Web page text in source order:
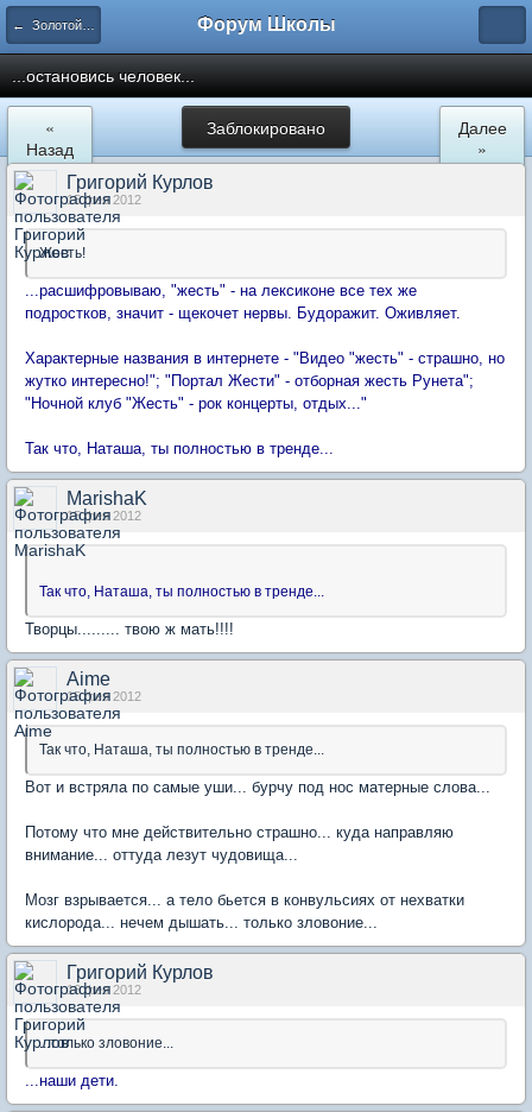
← Золотой фонд форума Форум Школы
...остановись человек...
Заблокировано
«
Назад
Далее
»
Григорий Курлов
15 фев 2012
Жесть!
...расшифровываю, "жесть" - на лексиконе все тех же
подростков, значит - щекочет нервы. Будоражит. Оживляет.
Характерные названия в интернете - "Видео "жесть" - страшно, но
жутко интересно!"; "Портал Жести" - отборная жесть Рунета";
"Ночной клуб "Жесть" - рок концерты, отдых..."
Так что, Наташа, ты полностью в тренде...
MarishaK
15 фев 2012
Так что, Наташа, ты полностью в тренде...
Творцы......... твою ж мать!!!!
Aime
15 фев 2012
Так что, Наташа, ты полностью в тренде...
Вот и встряла по самые уши... бурчу под нос матерные слова...
Потому что мне действительно страшно... куда направляю
внимание... оттуда лезут чудовища...
Мозг взрывается... а тело бьется в конвульсиях от нехватки
кислорода... нечем дышать... только зловоние...
Григорий Курлов
16 фев 2012
...только зловоние...
...наши дети.